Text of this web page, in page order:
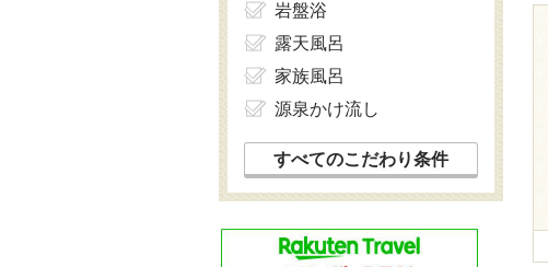
岩盤浴
露天風呂
家族風呂
源泉かけ流し
すべてのこだわり条件